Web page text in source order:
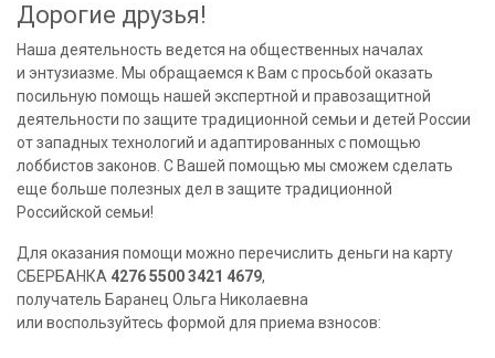
Дорогие друзья!
Наша деятельность ведется на общественных началах
и энтузиазме. Мы обращаемся к Вам с просьбой оказать
посильную помощь нашей экспертной и правозащитной
деятельности по защите традиционной семьи и детей России
от западных технологий и адаптированных с помощью
лоббистов законов. С Вашей помощью мы сможем сделать
еще больше полезных дел в защите традиционной
Российской семьи!
Для оказания помощи можно перечислить деньги на карту
СБЕРБАНКА 4276 5500 3421 4679,
получатель Баранец Ольга Николаевна
или воспользуйтесь формой для приема взносов: